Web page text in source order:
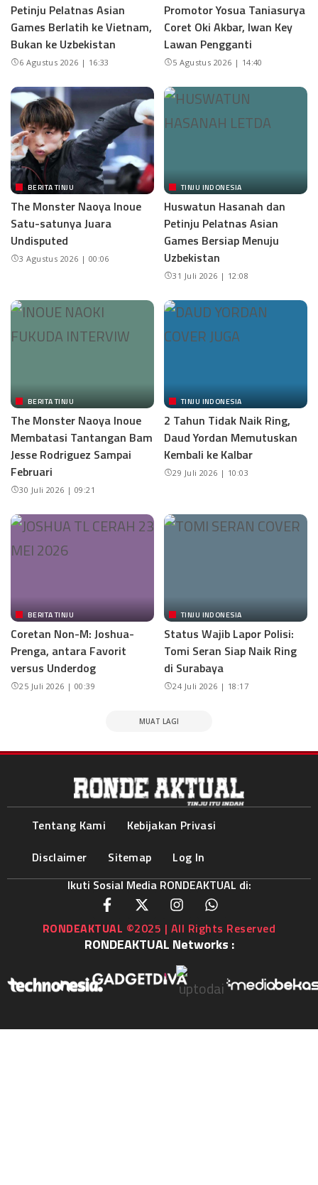
Petinju Pelatnas Asian
Games Berlatih ke Vietnam,
Bukan ke Uzbekistan
6 Agustus 2026 | 16:33
Promotor Yosua Taniasurya
Coret Oki Akbar, Iwan Key
Lawan Pengganti
5 Agustus 2026 | 14:40
BERITA TINJU
The Monster Naoya Inoue
Satu-satunya Juara
Undisputed
3 Agustus 2026 | 00:06
TINJU INDONESIA
Huswatun Hasanah dan
Petinju Pelatnas Asian
Games Bersiap Menuju
Uzbekistan
31 Juli 2026 | 12:08
BERITA TINJU
The Monster Naoya Inoue
Membatasi Tantangan Bam
Jesse Rodriguez Sampai
Februari
30 Juli 2026 | 09:21
TINJU INDONESIA
2 Tahun Tidak Naik Ring,
Daud Yordan Memutuskan
Kembali ke Kalbar
29 Juli 2026 | 10:03
BERITA TINJU
Coretan Non-M: Joshua-
Prenga, antara Favorit
versus Underdog
25 Juli 2026 | 00:39
TINJU INDONESIA
Status Wajib Lapor Polisi:
Tomi Seran Siap Naik Ring
di Surabaya
24 Juli 2026 | 18:17
MUAT LAGI
Tentang Kami
Kebijakan Privasi
Disclaimer
Sitemap
Log In
Ikuti Sosial Media RONDEAKTUAL di:
RONDEAKTUAL ©2025 | All Rights Reserved
RONDEAKTUAL Networks :